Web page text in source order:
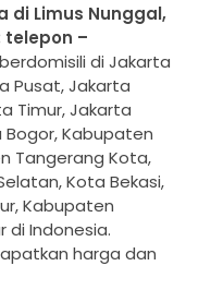
di Limus Nunggal,
telepon –
di Jakarta
Pusat, Jakarta
Timur, Jakarta
Bogor, Kabupaten
Tangerang Kota,
Kota Bekasi,
Kabupaten
di Indonesia.
harga dan